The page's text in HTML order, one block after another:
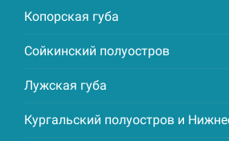
Копорская губа
Сойкинский полуостров
Лужская губа
Кургальский полуостров и